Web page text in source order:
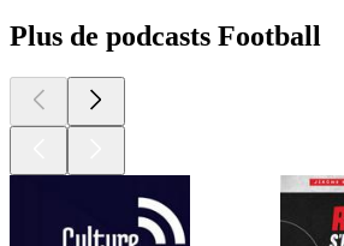
Plus de podcasts Football